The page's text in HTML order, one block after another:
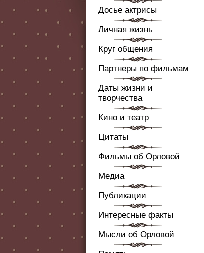
Досье актрисы
Личная жизнь
Круг общения
Партнеры по фильмам
Даты жизни и
творчества
Кино и театр
Цитаты
Фильмы об Орловой
Медиа
Публикации
Интересные факты
Мысли об Орловой